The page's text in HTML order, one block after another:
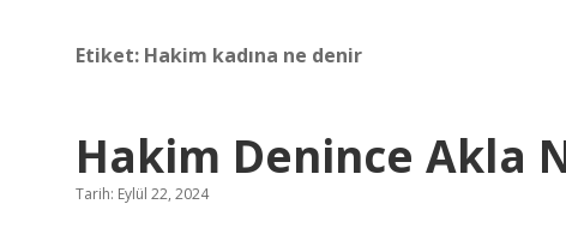
Etiket: Hakim kadına ne denir
Hakim Denince Akla
Tarih: Eylül 22, 2024